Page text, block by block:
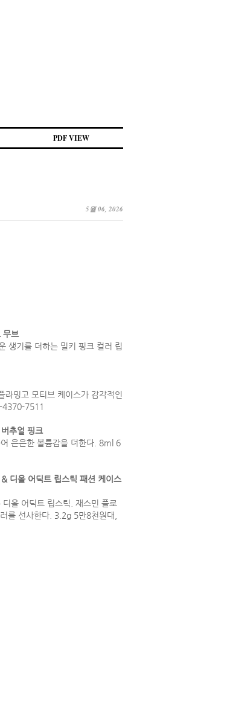
PDF VIEW
5월 06, 2026
무브
생기를 더하는 밀키 핑크 컬러 립
밍고 모티브 케이스가 감각적인
4370-7511
추얼 핑크
은은한 볼륨감을 더한다. 8ml 6
디올 어딕트 립스틱 패션 케이스
올 어딕트 립스틱. 재스민 플로
를 선사한다. 3.2g 5만8천원대,